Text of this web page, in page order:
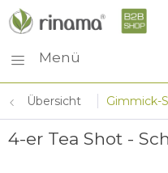
Menü
Übersicht Gimmick-
4-er Tea Shot -